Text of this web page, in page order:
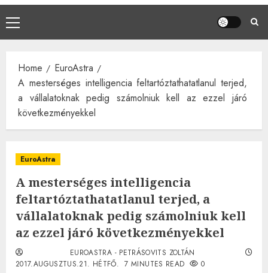
Primary
Menu
Home
EuroAstra
A mesterséges intelligencia feltartóztathatatlanul terjed,
a vállalatoknak pedig számolniuk kell az ezzel járó
következményekkel
EuroAstra
A mesterséges intelligencia
feltartóztathatatlanul terjed, a
vállalatoknak pedig számolniuk kell
az ezzel járó következményekkel
EUROASTRA - PETRÁSOVITS ZOLTÁN
2017.AUGUSZTUS.21. HÉTFŐ. 7 MINUTES READ 0